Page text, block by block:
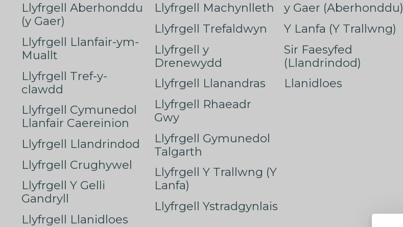
Llyfrgell Aberhonddu
(y Gaer)
Llyfrgell Llanfair-ym-
Muallt
Llyfrgell Tref-y-
clawdd
Llyfrgell Cymunedol
Llanfair Caereinion
Llyfrgell Llandrindod
Llyfrgell Crughywel
Llyfrgell Y Gelli
Gandryll
Llyfrgell Llanidloes
Llyfrgell Machynlleth
Llyfrgell Trefaldwyn
Llyfrgell y
Drenewydd
Llyfrgell Llanandras
Llyfrgell Rhaeadr
Gwy
Llyfrgell Gymunedol
Talgarth
Llyfrgell Y Trallwng (Y
Lanfa)
Llyfrgell Ystradgynlais
y Gaer (Aberhonddu)
Y Lanfa (Y Trallwng)
Sir Faesyfed
(Llandrindod)
Llanidloes